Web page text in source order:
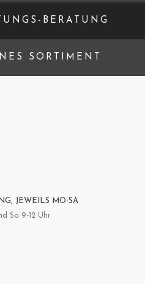
BERATUNG
SORTIMENT
JEWEILS MO-SA
Sa 9-12 Uhr